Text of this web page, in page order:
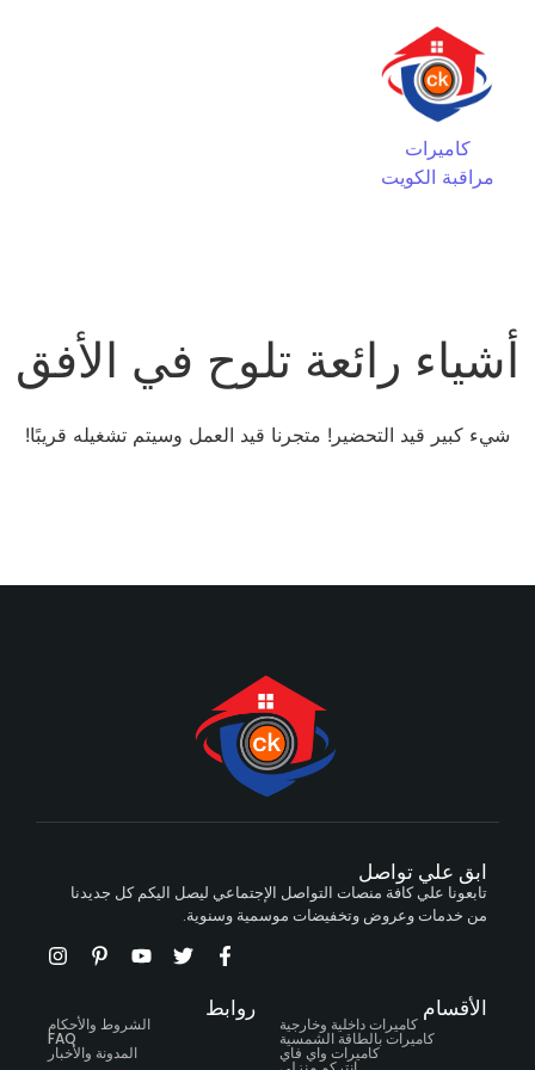
كاميرات
مراقبة الكويت
أشياء رائعة تلوح في الأفق
شيء كبير قيد التحضير! متجرنا قيد العمل وسيتم تشغيله قريبًا!
ابق علي تواصل
تابعونا علي كافة منصات التواصل الإجتماعي ليصل اليكم كل جديدنا
من خدمات وعروض وتخفيضات موسمية وسنوية.
الأقسام
كاميرات داخلية وخارجية
كاميرات بالطاقة الشمسية
كاميرات واي فاي
روابط
الشروط والأحكام
FAQ
المدونة والأخبار